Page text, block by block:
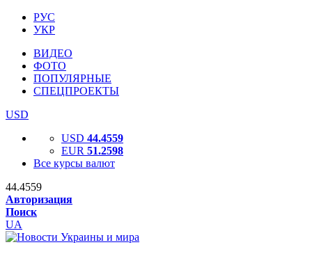
РУС
УКР
ВИДЕО
ФОТО
ПОПУЛЯРНЫЕ
СПЕЦПРОЕКТЫ
USD
USD 44.4559
EUR 51.2598
Все курсы валют
44.4559
Авторизация
Поиск
UA